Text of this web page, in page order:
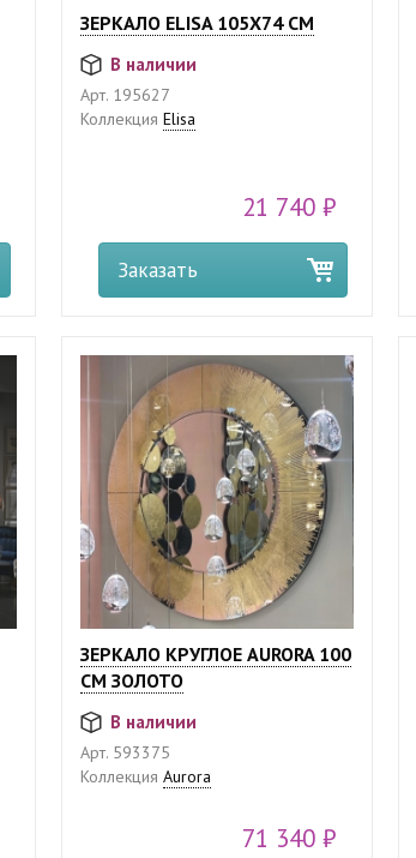
ЗЕРКАЛО ELISA 105X74 СМ
В наличии
Арт.195627
Коллекция Elisa
21 740 ₽
Заказать
ЗЕРКАЛО КРУГЛОЕ AURORA 100
СМ ЗОЛОТО
В наличии
Арт.593375
Коллекция Aurora
71 340 ₽